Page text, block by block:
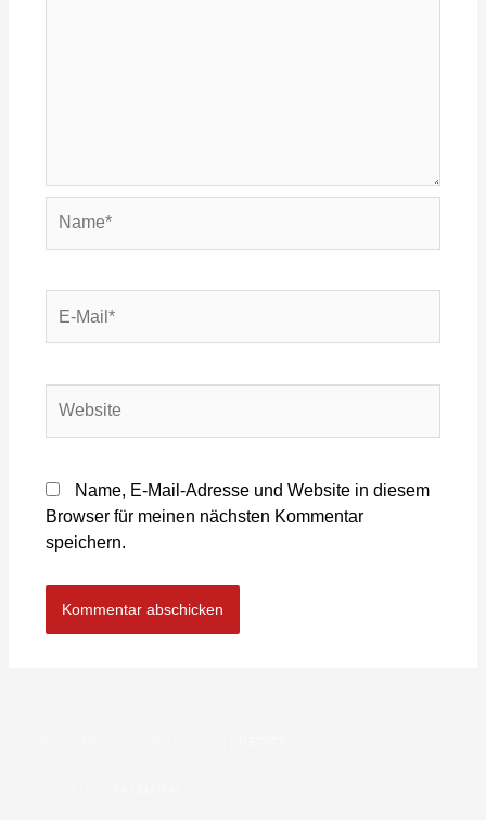
Name, E-Mail-Adresse und Website in diesem
Browser für meinen nächsten Kommentar
speichern.